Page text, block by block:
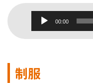
声
プ
ヤ
00:00
制服